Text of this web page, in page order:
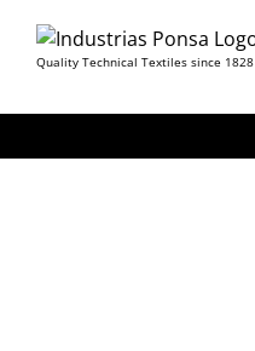
Saltar
Quality Technical Textiles since 1828